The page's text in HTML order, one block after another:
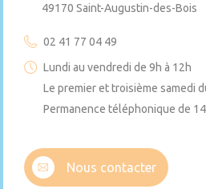
49170 Saint-Augustin-des-Bois
02 41 77 04 49
Lundi au vendredi de 9h à 12h
Le premier et troisième samedi
Permanence téléphonique de
Nous contacter